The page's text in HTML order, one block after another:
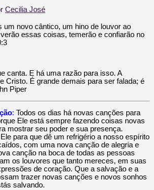
Cecilia José
um novo cântico, um hino de louvor ao
essas coisas, temerão e confiarão no
canta. E há uma razão para isso. A
Cristo. É grande demais para ser falada; é
Piper
: Todos os dias há novas canções para
Ele está sempre fazendo coisas novas
mostrar seu poder e sua presença.
para que dê um refrigério a nosso espírito
com uma nova canção de alegria e
canção na boca de todas as pessoas
os louvores que tanto mereces, em suas
de coração. Que a salvação e a
trazer novas canções e novos sonhos
salvando.